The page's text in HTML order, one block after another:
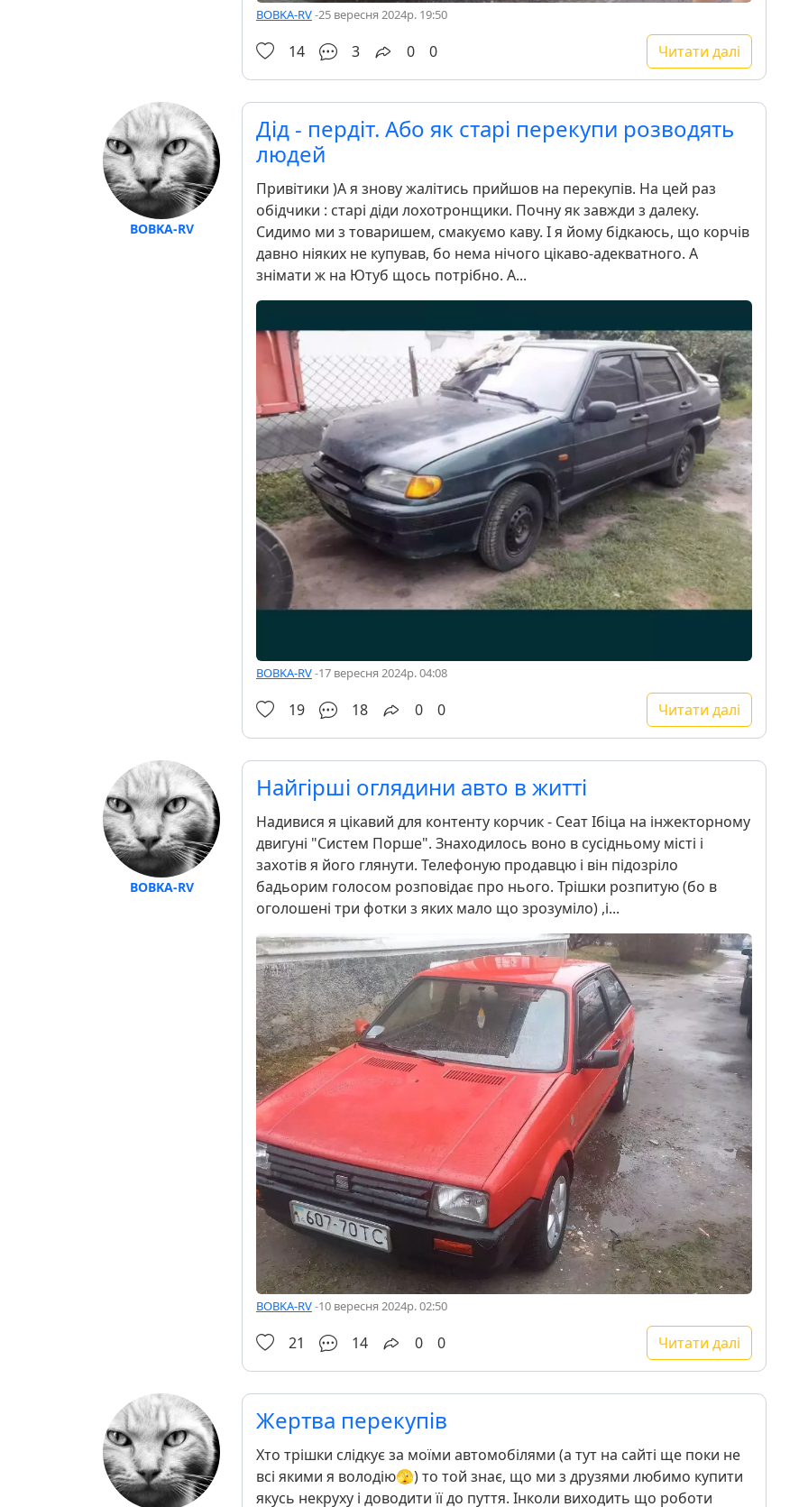
BOBKA-RV-25 вересня 2024р. 19:50
14 3 0 0 Читати далі
BOBKA-RV
Дід - пердіт. Або як старі перекупи розводять
людей
Привітики )А я знову жалітись прийшов на перекупів. На цей раз
обідчики : старі діди лохотронщики. Почну як завжди з далеку.
Сидимо ми з товаришем, смакуємо каву. І я йому бідкаюсь, що корчів
давно ніяких не купував, бо нема нічого цікаво-адекватного. А
знімати ж на Ютуб щось потрібно. А...
BOBKA-RV-17 вересня 2024р. 04:08
19 18 0 0 Читати далі
BOBKA-RV
Найгірші оглядини авто в житті
Надивися я цікавий для контенту корчик - Сеат Ібіца на інжекторному
двигуні "Систем Порше". Знаходилось воно в сусідньому місті і
захотів я його глянути. Телефоную продавцю і він підозріло
бадьорим голосом розповідає про нього. Трішки розпитую (бо в
оголошені три фотки з яких мало що зрозуміло) ,і...
BOBKA-RV-10 вересня 2024р. 02:50
21 14 0 0 Читати далі
Жертва перекупів
Хто трішки слідкує за моїми автомобілями (а тут на сайті ще поки не
всі якими я володію🫣) то той знає, що ми з друзями любимо купити
якусь некруху і доводити її до пуття. Інколи виходить що роботи